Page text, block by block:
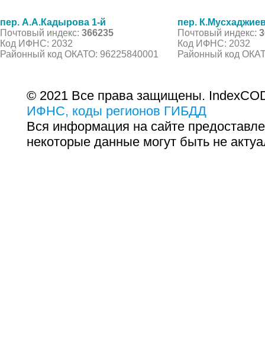
пер. А.А.Кадырова 1-й
Почтовый индекс: 366235
Код ИФНС: 2032
Районный код ОКАТО: 96225840001
пер.
Почтовый индекс:
Код ИФНС: 2032
Районный код
© 2021 Все права защищены.
ИФНС, коды регионов ГИБДД
Вся информация на сайте
некоторые данные могут быть не